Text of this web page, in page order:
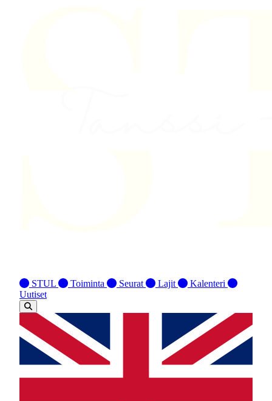
STUL Toiminta Seurat Lajit
Kalenteri
Uutiset